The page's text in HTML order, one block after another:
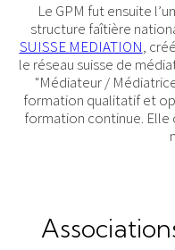
Le GPM fut ensuite
structure faîtière
SUISSE MEDIATION,
le réseau suisse de
"Médiateur /
formation qualitatif et
formation continue. Elle